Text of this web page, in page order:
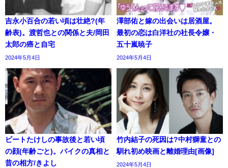
吉永小百合の若い頃は壮絶?(年
齢表)。渡哲也との関係と夫/岡田
太郎の癌と自宅
2024年5月4日
澤部佑と嫁の出会いは居酒屋。
最初の恋は白洋社の社長令嬢・
五十嵐暁子
2024年5月4日
ビートたけしの事故後と若い頃
の顔(年齢ごと)。バイクの真相と
昔の相方/きよし
竹内結子の死因は?中村獅童との
馴れ初め映画と離婚理由[画像]
2024年5月4日